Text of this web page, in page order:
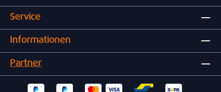
Service
Informationen
Partner